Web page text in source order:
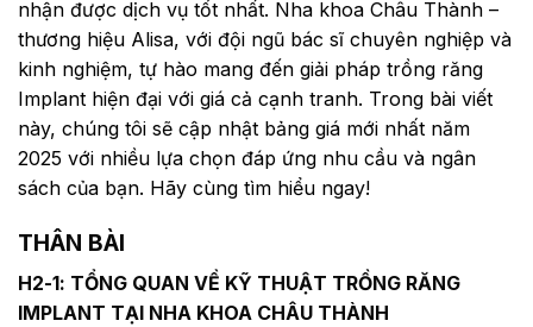
nhận được dịch vụ tốt nhất. Nha khoa Châu Thành –
thương hiệu Alisa, với đội ngũ bác sĩ chuyên nghiệp và
kinh nghiệm, tự hào mang đến giải pháp trồng răng
Implant hiện đại với giá cả cạnh tranh. Trong bài viết
này, chúng tôi sẽ cập nhật bảng giá mới nhất năm
2025 với nhiều lựa chọn đáp ứng nhu cầu và ngân
sách của bạn. Hãy cùng tìm hiểu ngay!
THÂN BÀI
H2-1: TỔNG QUAN VỀ KỸ THUẬT TRỒNG RĂNG
IMPLANT TẠI NHA KHOA CHÂU THÀNH